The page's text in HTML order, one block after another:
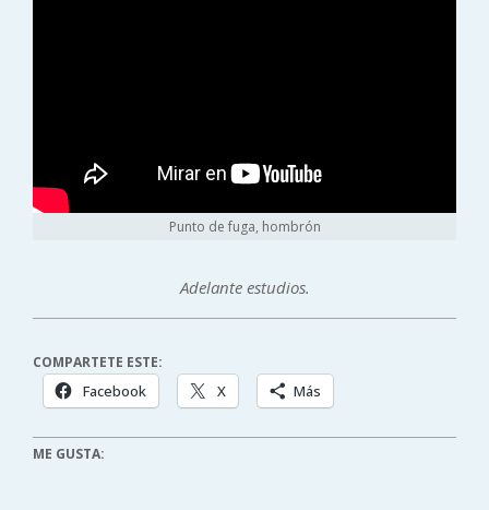
Punto de fuga, hombrón
Adelante estudios.
COMPARTETE ESTE:
Facebook X Más
ME GUSTA: